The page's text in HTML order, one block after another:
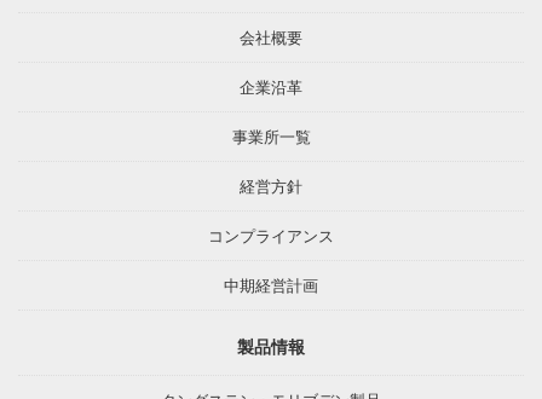
会社概要
企業沿革
事業所一覧
経営方針
コンプライアンス
中期経営計画
製品情報